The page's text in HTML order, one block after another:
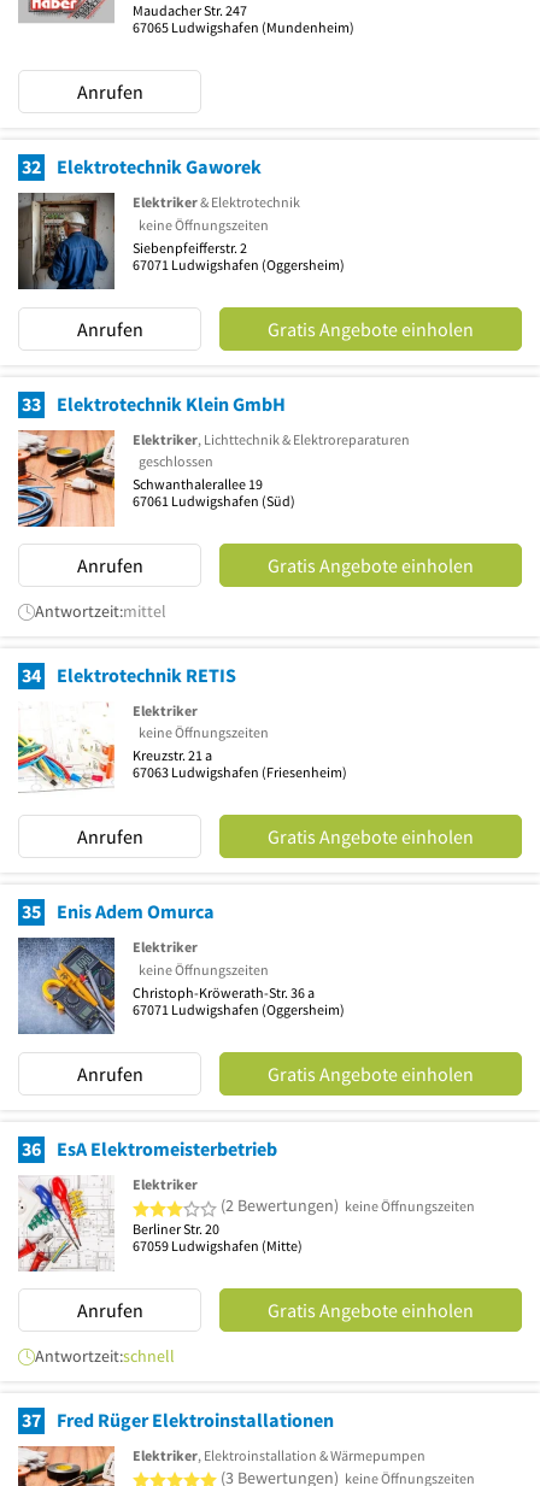
Maudacher Str. 247
67065 Ludwigshafen (Mundenheim)
Anrufen
32 Elektrotechnik Gaworek
Elektriker& Elektrotechnik
keine Öffnungszeiten
Siebenpfeifferstr. 2
67071 Ludwigshafen (Oggersheim)
Anrufen Gratis Angebote einholen
33 Elektrotechnik Klein GmbH
Elektriker, Lichttechnik & Elektroreparaturen
geschlossen
Schwanthalerallee 19
67061 Ludwigshafen (Süd)
Anrufen Gratis Angebote einholen
Antwortzeit:mittel
34 Elektrotechnik RETIS
Elektriker
keine Öffnungszeiten
Kreuzstr. 21 a
67063 Ludwigshafen (Friesenheim)
Anrufen Gratis Angebote einholen
35 Enis Adem Omurca
Elektriker
keine Öffnungszeiten
Christoph-Kröwerath-Str. 36 a
67071 Ludwigshafen (Oggersheim)
Anrufen Gratis Angebote einholen
36 EsA Elektromeisterbetrieb
Elektriker
3 von 5 Sternen
(2 Bewertungen) keine Öffnungszeiten
Berliner Str. 20
67059 Ludwigshafen (Mitte)
Anrufen Gratis Angebote einholen
Antwortzeit:schnell
37 Fred Rüger Elektroinstallationen
Elektriker, Elektroinstallation & Wärmepumpen
5 von 5 Sternen
(3 Bewertungen) keine Öffnungszeiten